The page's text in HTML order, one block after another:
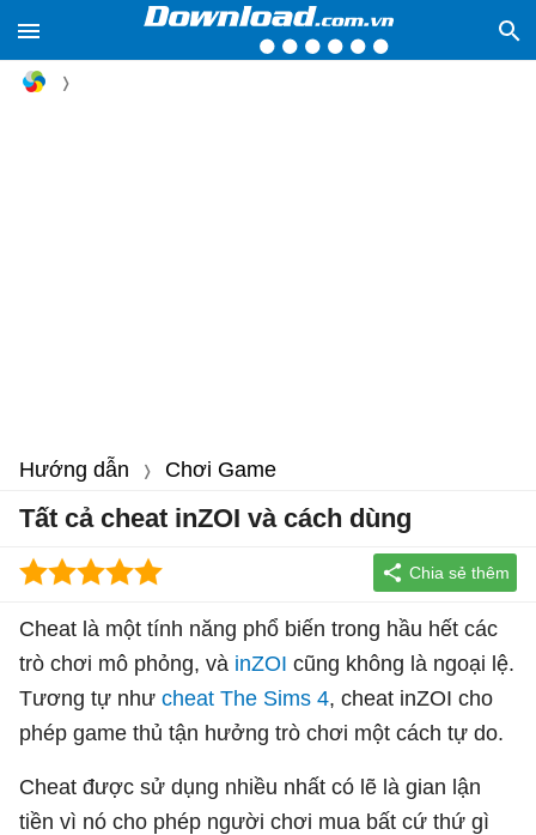
Hướng dẫn Chơi Game
Tất cả cheat inZOI và cách dùng
Cheat là một tính năng phổ biến trong hầu hết các
trò chơi mô phỏng, và inZOI cũng không là ngoại lệ.
Tương tự như cheat The Sims 4, cheat inZOI cho
phép game thủ tận hưởng trò chơi một cách tự do.
Cheat được sử dụng nhiều nhất có lẽ là gian lận
tiền vì nó cho phép người chơi mua bất cứ thứ gì